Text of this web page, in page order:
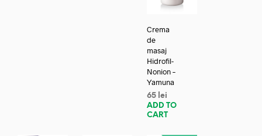
Crema
de
masaj
Hidrofil-
Nonion –
Yamuna
65 lei
ADD TO
CART